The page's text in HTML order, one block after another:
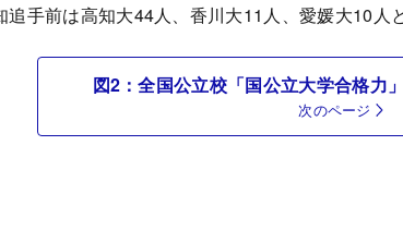
追手前は高知大44人、香川大11人、愛媛大10人
図2：全国公立校「国公立大学合格力
次のページ